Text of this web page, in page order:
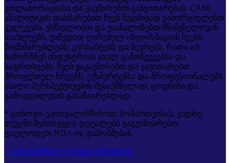
კოლაბორაციასა და კავშირების განვითარებას. CASE
ანალიტიკის დახმარებით ჩვენ მუდმივად ვახორციელებთ
კვლევებს, ვსწავლობთ და ვაანალიზებთ მნიშვნელოვან
სიახლეებს, ვაწვდით ღირებულ ინფორმაციას ჩვენს
მომხმარებლებს, კურსანტებს და წევრებს, რათა არ
ჩამორჩნენ ინდუსტრიის ახალ გამოწვევებსა და
საფრთხეებს. ჩვენ ვაკავშირებთ და ვავითარებთ
პროფესიულ წრეებს, ექსპერტებსა და პროფესიონალებს
ახალი პერსპექტივების შესაქმნელად, ცოდნისა და
გამოცდილების გასაზიარებლად.
* გთხოვთ გაითვალისწინოთ: მომართვისას, ვიდრე
თქვენი შემთხვევის დეტალებს გაგვიზიარებთ,
დაელოდეთ NDA-ის დამოწმებას.
CASE-ში სწავლა ჩვენი სერვისები